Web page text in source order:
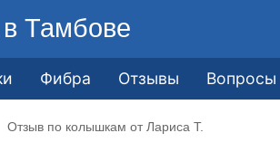
в Тамбове
Фибра Отзывы Вопросы
Отзыв по колышкам от Лариса Т.